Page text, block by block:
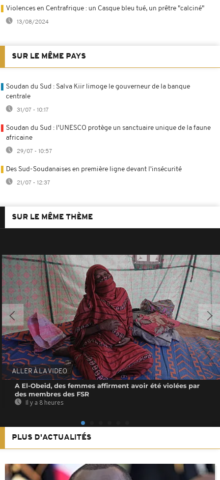
Violences en Centrafrique : un Casque bleu tué, un prêtre "calciné"
13/08/2024
SUR LE MÊME PAYS
Soudan du Sud : Salva Kiir limoge le gouverneur de la banque
centrale
31/07 - 10:17
Soudan du Sud : l'UNESCO protège un sanctuaire unique de la faune
africaine
29/07 - 10:57
Des Sud-Soudanaises en première ligne devant l'insécurité
21/07 - 12:37
SUR LE MÊME THÈME
ALLER À LA VIDEO
A El-Obeid, des femmes affirment avoir été violées par
des membres des FSR
Il y a 8 heures
PLUS D'ACTUALITÉS